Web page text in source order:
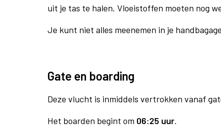
uit je tas te halen. Vloeistoffen moeten nog
Je kunt niet alles meenemen in je
Gate en boarding
Deze vlucht is inmiddels vertrokken vanaf
Het boarden begint om 06:25 uur.